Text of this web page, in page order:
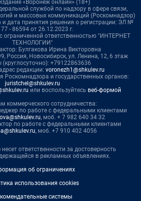
«Воронеж онлайн» (18+)
службой по надзору в сфере связи,
и массовых коммуникаций (Роскомнадзор)
и дата принятия решения о регистрации: ЭЛ №
- 86594 от 26.12.2023 г.
ограниченной ответственностью "ИНТЕРНЕТ
ТЕХНОЛОГИИ"
Булгакова Ирина Викторовна
Россия, Новосибирск, ул. Ленина, 12, 6 этаж
(круглосуточно): +79122863636
редакции: voronezh1@shkulev.ru
Роскомнадзора и государственных органов:
juristchel@shkulev.ru
или воспользуйтесь веб-формой
коммерческого сотрудничества:
по работе с федеральными клиентами
, моб. + 7 982 640 34 32
по работе с федеральными клиентами
, моб. +7 910 402 4056
ответственности за достоверность
в рекламных объявлениях.
об ограничениях
использования cookies
системы